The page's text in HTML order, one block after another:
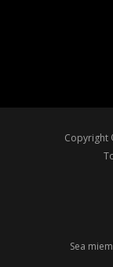
Copyright
Sea